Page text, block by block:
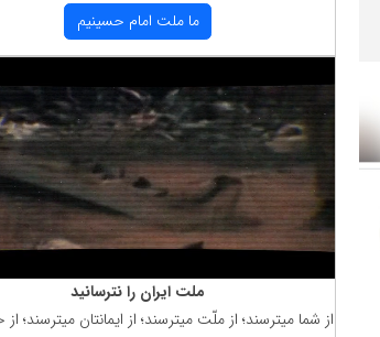
ما ملت امام حسینیم
ملت ایران را نترسانید
از شما میترسند؛ از ملّت میترسند؛ از ایمانتان میترسند؛